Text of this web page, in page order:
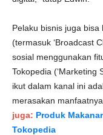
Pelaku bisnis juga
(termasuk ‘Broadcast
sosial menggunakan
Tokopedia (‘Marketing
ikut dalam kanal ini
merasakan
juga: Produk
Tokopedia